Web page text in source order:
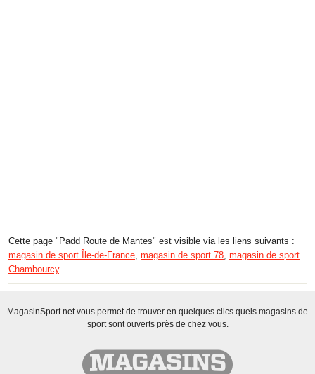
Cette page "Padd Route de Mantes" est visible via les liens suivants :
magasin de sport Île-de-France magasin de sport 78 magasin de sport
Chambourcy.
MagasinSport.net vous permet de trouver en quelques clics quels magasins de
sport sont ouverts près de chez vous.